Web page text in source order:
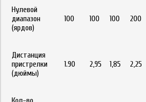
Нулевой
диапазон
(ярдов)
100 100 100 200
Дистанция
пристрелки
(дюймы)
1.90 2,95 1,85 2,25